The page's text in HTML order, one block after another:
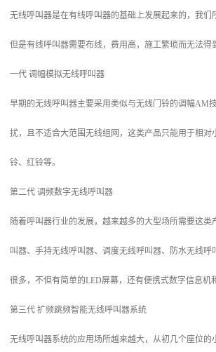
无线呼叫器是在有线呼叫器的基础上发展起来的，我
但是有线呼叫器需要布线，费用高，施工繁琐而无法得
一代 调幅模拟无线呼叫器
早期的无线呼叫器主要采用类似与无线门铃的调幅AM
扰，且不适合大范围无线组网，这类产品只能用于相
铃、红铃等。
第二代 调频数字无线呼叫器
随着呼叫器行业的发展，越来越多的大型场所需要这
叫器、手持无线呼叫器、调度无线呼叫器、防水无线
很多，不但有简单的LED屏幕，还有便携式数字信息机
第三代 扩频跳频智能无线呼叫器系统
无线呼叫器系统的应用场所越来越大，从初几个座位